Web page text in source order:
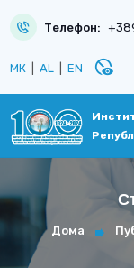
Телефон:
МК AL EN disabled_visible
Дома